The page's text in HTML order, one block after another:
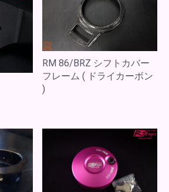
RM 86/BRZ シフトカバー
フレーム ( ドライカーボン
)